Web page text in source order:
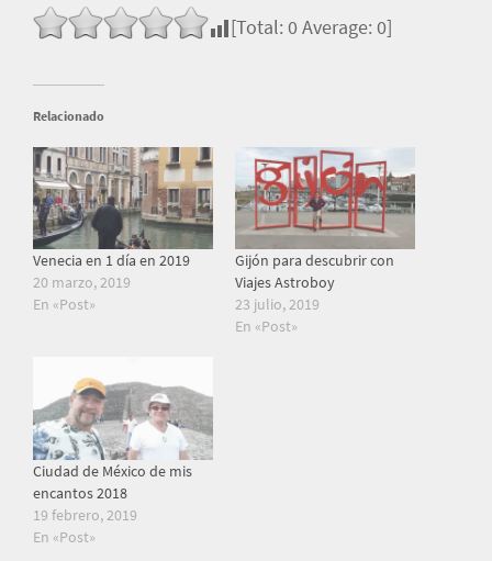
[Total: 0 Average: 0]
Relacionado
Venecia en 1 día en 2019
20 marzo, 2019
En «Post»
Gijón para descubrir con
Viajes Astroboy
23 julio, 2019
En «Post»
Ciudad de México de mis
encantos 2018
19 febrero, 2019
En «Post»